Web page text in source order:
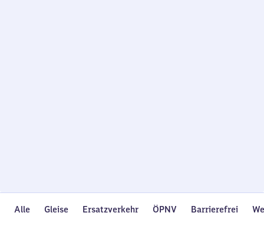
Alle Gleise Ersatzverkehr ÖPNV Barrierefrei